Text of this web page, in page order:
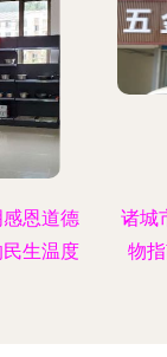
恩道德
生温度
诸城
物